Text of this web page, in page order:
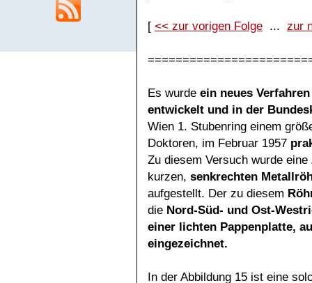
[ << zur vorigen Folge ... zur
Es wurde ein neues
entwickelt und in der
Wien 1. Stubenring einem
Doktoren, im Februar 1957
Zu diesem Versuch wurde eine
kurzen, senkrechten
aufgestellt. Der zu diesem
die Nord-Süd- und Ost-
einer lichten Pappenplatte,
eingezeichnet.
In der Abbildung 15 ist eine